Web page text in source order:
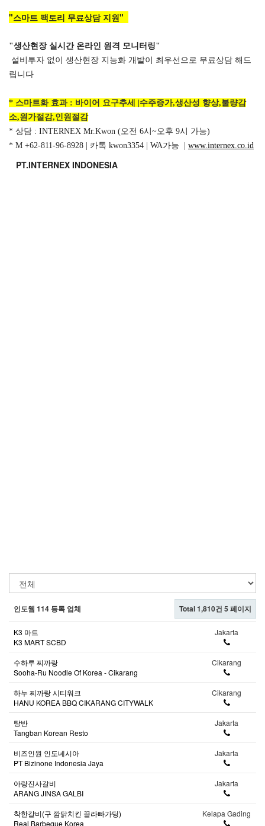
"스마트 팩토리 무료상담 지원"
"생산현장 실시간 온라인 원격 모니터링"
립니다
* 스마트화 효과 : 바이어 요구추세 |수주증가,생산성 향상,불량감
소,원가절감,인원절감
* 상담 : INTERNEX Mr.Kwon (오전 6시~오후 9시 가능)
* M +62-811-96-8928 | 카톡 kwon3354 | WA가능  | www.internex.co.id
   PT.INTERNEX INDONESIA
인도웹 114 등록 업체 Total 1,810건 5 페이지
K3 마트
K3 MART SCBD
Jakarta
수하루 찌까랑
Sooha-Ru Noodle Of Korea - Cikarang
Cikarang
하누 찌까랑 시티워크
HANU KOREA BBQ CIKARANG CITYWALK
Cikarang
탕반
Tangban Korean Resto
Jakarta
비즈인원 인도네시아
PT Bizinone Indonesia Jaya
Jakarta
아랑진사갈비
ARANG JINSA GALBI
Jakarta
착한갈비(구 깜닭치킨 끌라빠가딩)
Real Barbeque Korea
Kelapa Gading